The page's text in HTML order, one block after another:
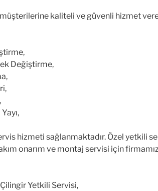
kaliteli ve güvenli hizmet
Değiştirme,
hizmeti sağlanmaktadır. Özel yetkili
onarım ve montaj servisi için
Yetkili Servisi,